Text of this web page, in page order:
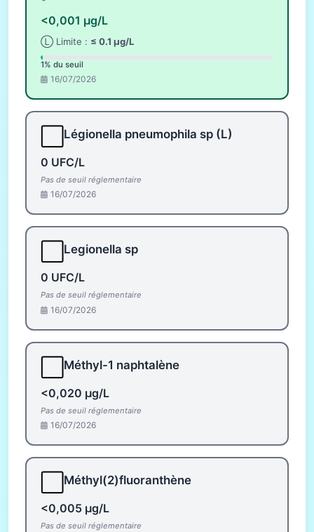
<0,001 µg/L
Ⓛ Limite : ≤ 0.1 µg/L
1% du seuil
16/07/2026
Légionella pneumophila sp (L)
0 UFC/L
Pas de seuil réglementaire
16/07/2026
Legionella sp
0 UFC/L
Pas de seuil réglementaire
16/07/2026
Méthyl-1 naphtalène
<0,020 µg/L
Pas de seuil réglementaire
16/07/2026
Méthyl(2)fluoranthène
<0,005 µg/L
Pas de seuil réglementaire